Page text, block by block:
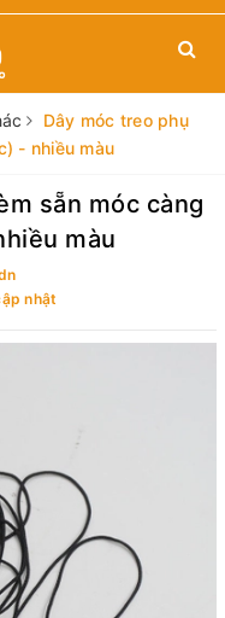
Dây móc treo phụ
- nhiều màu
sẵn móc càng
màu
nhật